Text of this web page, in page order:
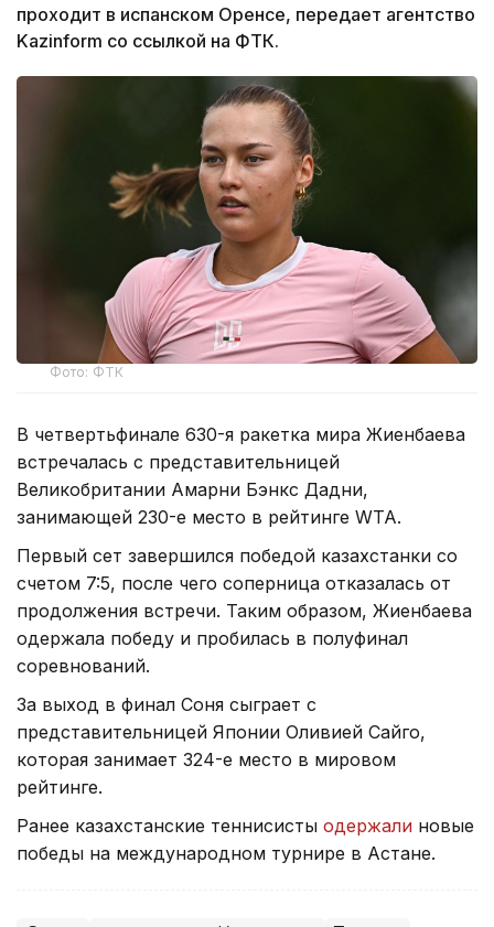
проходит в испанском Оренсе, передает агентство
Kazinform со ссылкой на ФТК.
Фото: ФТК
В четвертьфинале 630-я ракетка мира Жиенбаева
встречалась с представительницей
Великобритании Амарни Бэнкс Дадни,
занимающей 230-е место в рейтинге WTA.
Первый сет завершился победой казахстанки со
счетом 7:5, после чего соперница отказалась от
продолжения встречи. Таким образом, Жиенбаева
одержала победу и пробилась в полуфинал
соревнований.
За выход в финал Соня сыграет с
представительницей Японии Оливией Сайго,
которая занимает 324-е место в мировом
рейтинге.
Ранее казахстанские теннисисты одержали новые
победы на международном турнире в Астане.